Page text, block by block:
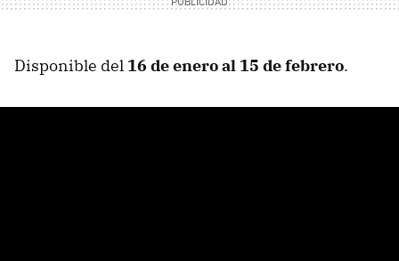
Disponible del 16 de enero al 15 de febrero.